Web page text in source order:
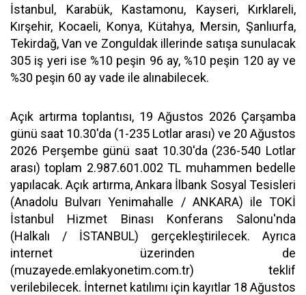
İstanbul, Karabük, Kastamonu, Kayseri, Kırklareli,
Kırşehir, Kocaeli, Konya, Kütahya, Mersin, Şanlıurfa,
Tekirdağ, Van ve Zonguldak illerinde satışa sunulacak
305 iş yeri ise %10 peşin 96 ay, %10 peşin 120 ay ve
%30 peşin 60 ay vade ile alınabilecek.
Açık artırma toplantısı, 19 Ağustos 2026 Çarşamba
günü saat 10.30'da (1-235 Lotlar arası) ve 20 Ağustos
2026 Perşembe günü saat 10.30'da (236-540 Lotlar
arası) toplam 2.987.601.002 TL muhammen bedelle
yapılacak. Açık artırma, Ankara İlbank Sosyal Tesisleri
(Anadolu Bulvarı Yenimahalle / ANKARA) ile TOKİ
İstanbul Hizmet Binası Konferans Salonu'nda
(Halkalı / İSTANBUL) gerçekleştirilecek. Ayrıca
internet üzerinden de
(muzayede.emlakyonetim.com.tr) teklif
verilebilecek. İnternet katılımı için kayıtlar 18 Ağustos